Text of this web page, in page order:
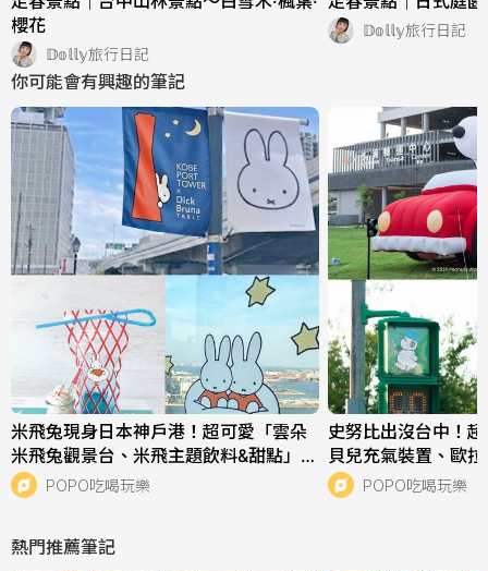
櫻花
𝔻𝕠𝕝𝕝𝕪旅行日記
𝔻𝕠𝕝𝕝𝕪旅行日記
你可能會有興趣的筆記
米飛兔現身日本神戶港！超可愛「雲朵
米飛兔觀景台、米飛主題飲料&甜點」必
拍亮點一次看！
POPO吃喝玩樂
史努比出沒台中！
貝兒充氣裝置、歐
點一次看！
POPO吃喝玩樂
熱門推薦筆記